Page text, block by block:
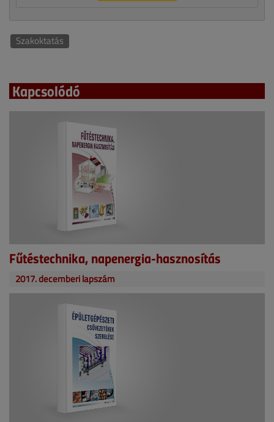
Szakoktatás
Kapcsolódó
Fűtéstechnika, napenergia-hasznosítás
2017. decemberi lapszám